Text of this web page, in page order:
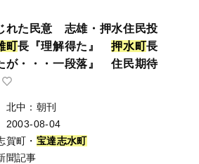
れた民意 志雄・押水住民投
町長『理解得た』押水町長
が・・・一段落』 住民期待
北中：朝刊
2003-08-04
賀町・ 宝達志水町
聞記事